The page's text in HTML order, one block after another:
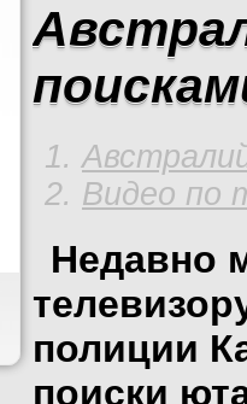
Видео по
Недавно
полиции
поиски